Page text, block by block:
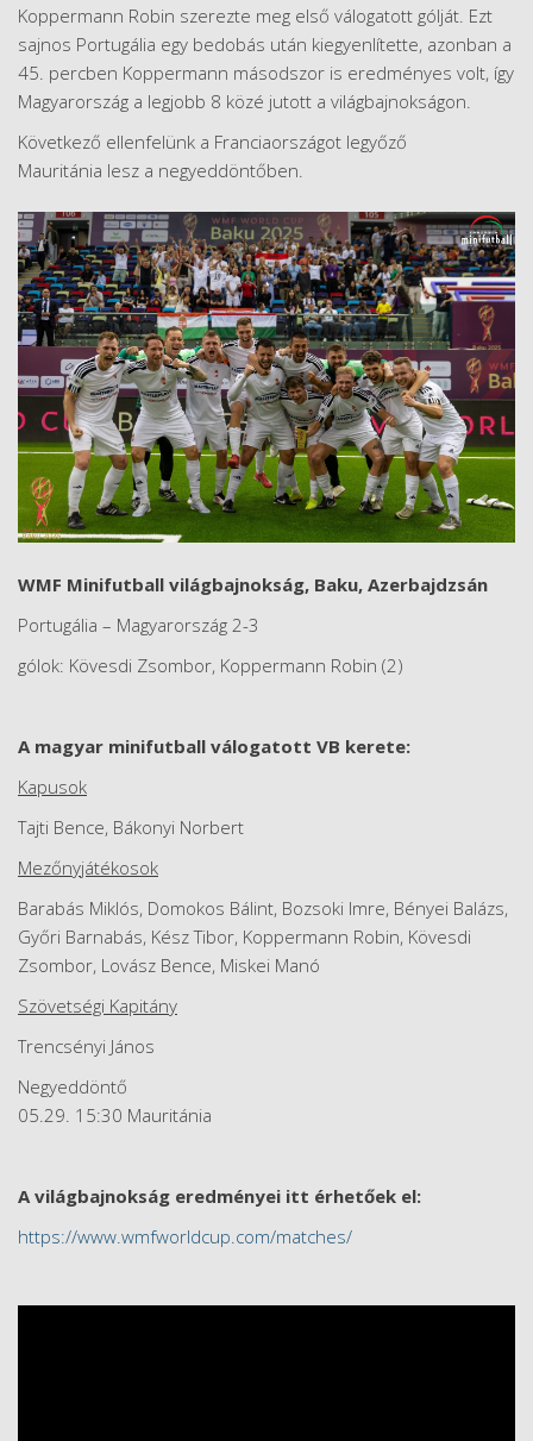
Koppermann Robin szerezte meg első válogatott gólját. Ezt
sajnos Portugália egy bedobás után kiegyenlítette, azonban a
45. percben Koppermann másodszor is eredményes volt, így
Magyarország a legjobb 8 közé jutott a világbajnokságon.
Következő ellenfelünk a Franciaországot legyőző
Mauritánia lesz a negyeddöntőben.
WMF Minifutball világbajnokság, Baku, Azerbajdzsán
Portugália – Magyarország 2-3
gólok: Kövesdi Zsombor, Koppermann Robin (2)
A magyar minifutball válogatott VB kerete:
Kapusok
Tajti Bence, Bákonyi Norbert
Mezőnyjátékosok
Barabás Miklós, Domokos Bálint, Bozsoki Imre, Bényei Balázs,
Győri Barnabás, Kész Tibor, Koppermann Robin, Kövesdi
Zsombor, Lovász Bence, Miskei Manó
Szövetségi Kapitány
Trencsényi János
Negyeddöntő
05.29. 15:30 Mauritánia
A világbajnokság eredményei itt érhetőek el:
https://www.wmfworldcup.com/matches/